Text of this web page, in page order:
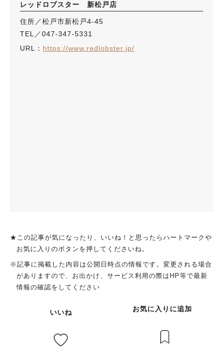
レッドロブスター 新松戸店
住所／松戸市新松戸4-45
TEL／047-347-5331
URL： https://www.redlobster.jp/
★この記事が気になったり、いいね！と思ったらハートマークや
お気に入りのボタンを押してくださいね。
※記事に掲載した内容は公開日時点の情報です。変更される場合
がありますので、お出かけ、サービス利用の際はHP等で最新
情報の確認をしてください
いいね お気に入りに追加